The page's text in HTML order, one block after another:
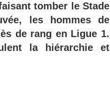
tomber le Stade
les hommes de
de rang en Ligue 1.
la hiérarchie et